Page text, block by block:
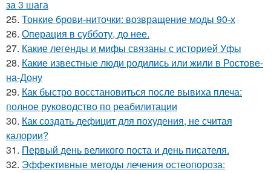
за 3 шага
25. Тонкие брови-ниточки: возвращение моды 90-х
26. Операция в субботу, до нее.
27. Какие легенды и мифы связаны с историей Уфы
28. Какие известные люди родились или жили в Ростове-
на-Дону
29. Как быстро восстановиться после вывиха плеча:
полное руководство по реабилитации
30. Как создать дефицит для похудения, не считая
калории?
31. Первый день великого поста и день писателя.
32. Эффективные методы лечения остеопороза: